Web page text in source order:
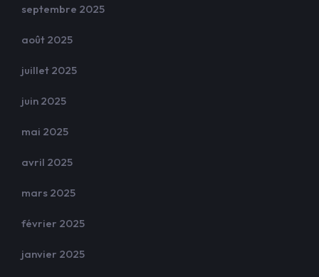
septembre 2025
août 2025
juillet 2025
juin 2025
mai 2025
avril 2025
mars 2025
février 2025
janvier 2025